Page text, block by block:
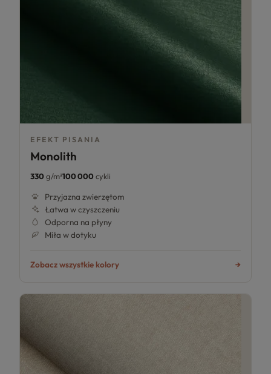
EFEKT PISANIA
Monolith
330g/m²100 000cykli
Przyjazna zwierzętom
Łatwa w czyszczeniu
Odporna na płyny
Miła w dotyku
Zobacz wszystkie kolory